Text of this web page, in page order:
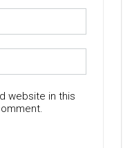
website in this